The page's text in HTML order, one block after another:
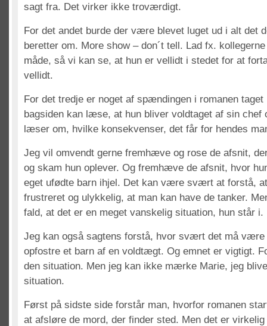
sagt fra. Det virker ikke troværdigt.
For det andet burde der være blevet luget ud i alt det
beretter om. More show – don´t tell. Lad fx.
måde, så vi kan se, at hun er vellidt i stedet for at
vellidt.
For det tredje er noget af spændingen i romanen taget
bagsiden kan læse, at hun bliver voldtaget af sin chef
læser om, hvilke konsekvenser, det får for hendes
Jeg vil omvendt gerne fremhæve og rose de afsnit,
og skam hun oplever. Og fremhæve de afsnit, hvor
eget ufødte barn ihjel. Det kan være svært at forstå,
frustreret og ulykkelig, at man kan have de tanker.
fald, at det er en meget vanskelig situation, hun står i.
Jeg kan også sagtens forstå, hvor svært det må være
opfostre et barn af en voldtægt. Og emnet er vigtigt.
den situation. Men jeg kan ikke mærke Marie, jeg
situation.
Først på sidste side forstår man, hvorfor romanen
at afsløre de mord, der finder sted. Men det er